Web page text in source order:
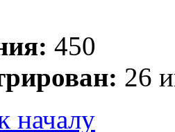
450
26
началу